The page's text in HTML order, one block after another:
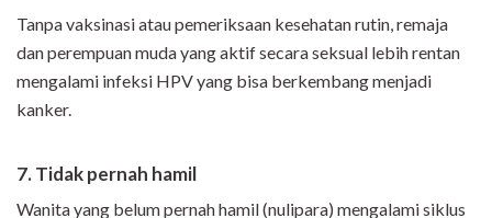
Tanpa vaksinasi atau pemeriksaan kesehatan rutin, remaja
dan perempuan muda yang aktif secara seksual lebih rentan
mengalami infeksi HPV yang bisa berkembang menjadi
kanker.
7. Tidak pernah hamil
Wanita yang belum pernah hamil (nulipara) mengalami siklus